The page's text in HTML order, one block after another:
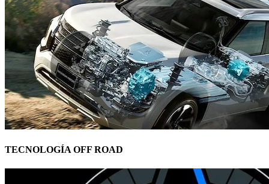
TECNOLOGÍA OFF ROAD